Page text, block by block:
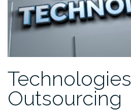
Technologies
Outsourcing